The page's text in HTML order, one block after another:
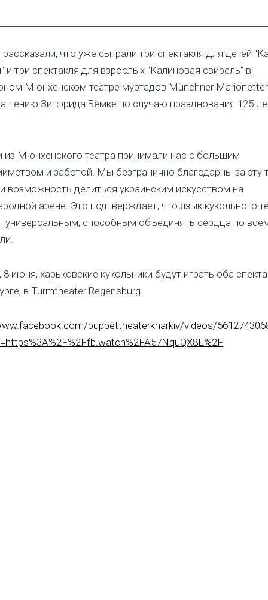
рассказали, что уже сыграли три спектакля для детей
и три спектакля для взрослых "Калиновая свирель" в
Мюнхенском театре муртадов Münchner
Зигфрида Бёмке по случаю празднования 125-
из Мюнхенского театра принимали нас с большим
и заботой. Мы безгранично благодарны за эту
возможность делиться украинским искусством на
арене. Это подтверждает, что язык кукольного
универсальным, способным объединять сердца по
8 июня, харьковские кукольники будут играть оба
в Turmtheater Regensburg.
puppettheaterkharkiv/videos/